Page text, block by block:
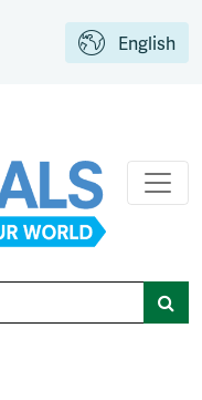
English